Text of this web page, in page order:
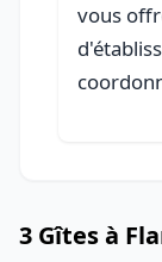
vous
3 Gîtes à